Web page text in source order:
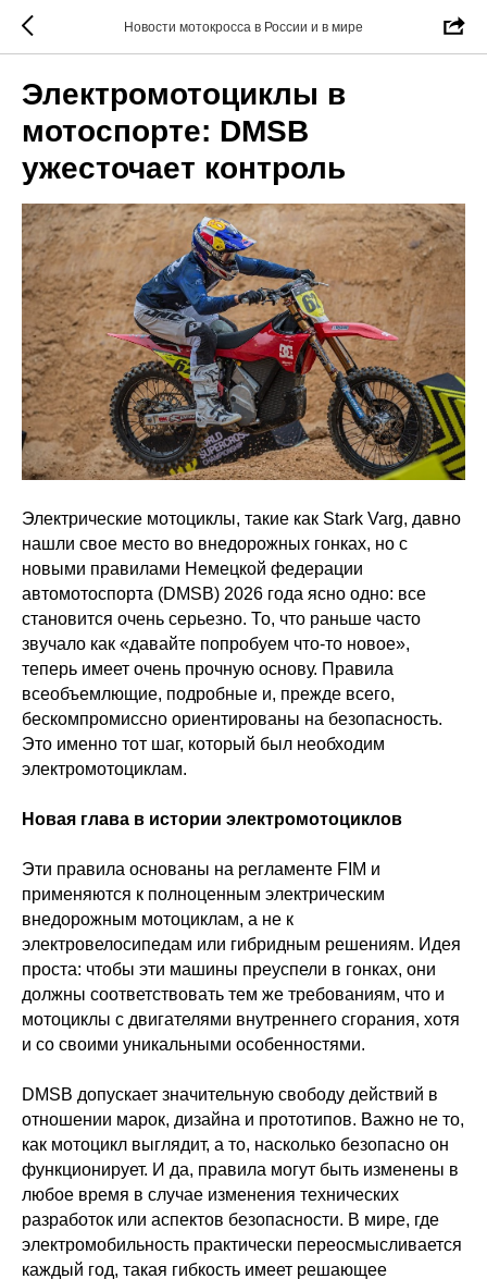
Новости мотокросса в России и в мире
Электромотоциклы в
мотоспорте: DMSB
ужесточает контроль
Электрические мотоциклы, такие как Stark Varg, давно
нашли свое место во внедорожных гонках, но с
новыми правилами Немецкой федерации
автомотоспорта (DMSB) 2026 года ясно одно: все
становится очень серьезно. То, что раньше часто
звучало как «давайте попробуем что-то новое»,
теперь имеет очень прочную основу. Правила
всеобъемлющие, подробные и, прежде всего,
бескомпромиссно ориентированы на безопасность.
Это именно тот шаг, который был необходим
электромотоциклам.
Новая глава в истории электромотоциклов
Эти правила основаны на регламенте FIM и
применяются к полноценным электрическим
внедорожным мотоциклам, а не к
электровелосипедам или гибридным решениям. Идея
проста: чтобы эти машины преуспели в гонках, они
должны соответствовать тем же требованиям, что и
мотоциклы с двигателями внутреннего сгорания, хотя
и со своими уникальными особенностями.
DMSB допускает значительную свободу действий в
отношении марок, дизайна и прототипов. Важно не то,
как мотоцикл выглядит, а то, насколько безопасно он
функционирует. И да, правила могут быть изменены в
любое время в случае изменения технических
разработок или аспектов безопасности. В мире, где
электромобильность практически переосмысливается
каждый год, такая гибкость имеет решающее